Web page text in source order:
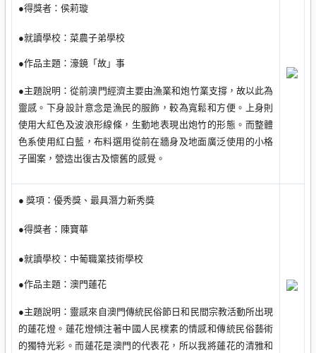
●得獎者：侯莉璇
●就讀學校：菜農子弟學校
●作品主題：濠鏡「故」事
●主題說明：從前澳門經濟主要由漁業和炮竹業支撐，故以此為
靈感。下身設計意念是漁民的服飾，較為寬鬆和方便。上身則
使用大紅色及波浪形線條，生動地表現出炮竹的形態。而整體
色系使用紅白藍，布料選用從前在牆身及地面廣泛使用的小格
子圖案，營造出復古及懷舊的感覺。
● 獎項：優秀獎、最具潛力新秀獎
●得獎者：陳寶華
●就讀學校：中葡職業技術學校
●作品主題：澳門蓮花
●主題說明：靈感來自澳門傳統民俗節日和民間宗教活動所出現
的蓮花燈。蓮花燈傾注著中國人民樸素的情感和傳統民俗藝術
的獨特光彩。而蓮花是澳門的代表花，所以我將蓮花的清雅和